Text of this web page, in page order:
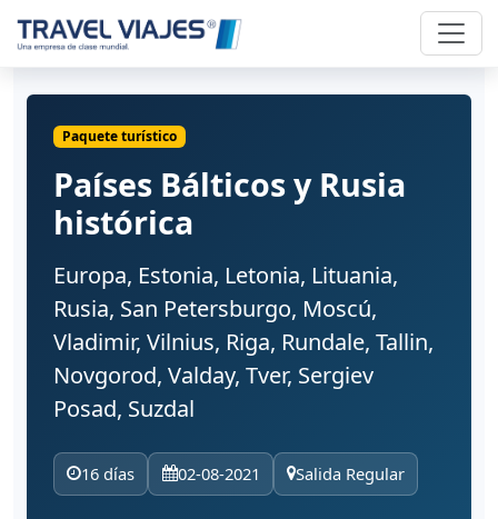
Paquete turístico
Países Bálticos y Rusia
histórica
Europa, Estonia, Letonia, Lituania,
Rusia, San Petersburgo, Moscú,
Vladimir, Vilnius, Riga, Rundale, Tallin,
Novgorod, Valday, Tver, Sergiev
Posad, Suzdal
16 días 02-08-2021 Salida Regular